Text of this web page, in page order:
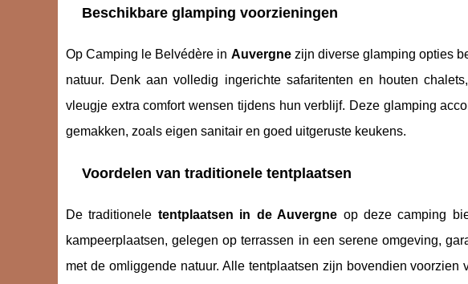
Beschikbare glamping voorzieningen
Op Camping le Belvédère in Auvergnezijn diverse glamping opties
natuur. Denk aan volledig ingerichte safaritenten en houten
vleugje extra comfort wensen tijdens hun verblijf. Deze glamping
gemakken, zoals eigen sanitair en goed uitgeruste keukens.
Voordelen van traditionele tentplaatsen
De traditionele tentplaatsen in de Auvergne op deze camping
kampeerplaatsen, gelegen op terrassen in een serene omgeving,
met de omliggende natuur. Alle tentplaatsen zijn bovendien voorzien